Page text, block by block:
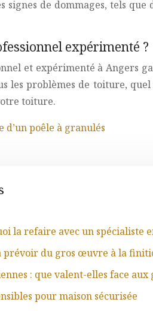
signes de dommages, tels
expérimenté ?
et expérimenté à Angers
les problèmes de toiture,
toiture.
d’un poêle à granulés
la refaire avec un spécialiste
prévoir du gros œuvre à la
: que valent-elles face
pour maison sécurisée